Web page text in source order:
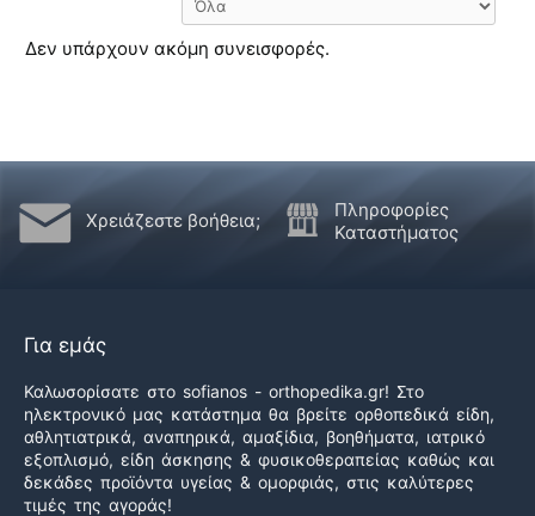
Δεν υπάρχουν ακόμη συνεισφορές.
Χρειάζεστε βοήθεια;
Πληροφορίες
Καταστήματος
Για εμάς
Καλωσορίσατε στο sofianos - orthopedika.gr! Στο
ηλεκτρονικό μας κατάστημα θα βρείτε ορθοπεδικά είδη,
αθλητιατρικά, αναπηρικά, αμαξίδια, βοηθήματα, ιατρικό
εξοπλισμό, είδη άσκησης & φυσικοθεραπείας καθώς και
δεκάδες προϊόντα υγείας & ομορφιάς, στις καλύτερες
τιμές της αγοράς!